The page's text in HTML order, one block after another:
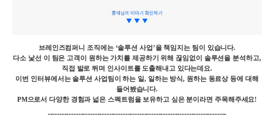
브레인즈컴퍼니 조직에는 ‘솔루션 사업’을 책임지는 팀이 있습니다.
다소 낯선 이 팀은 고객이 원하는 가치를 제공하기 위해 끊임없이 솔루션을 분석하고,
직접 발로 뛰며 인사이트를 도출해내고 있다는데요.
이번 인터뷰에서는 솔루션 사업팀이 하는 일, 일하는 방식, 원하는 동료상 등에 대해
들어봤습니다.
PM으로서 다양한 경험과 넓은 스펙트럼을 보유하고 싶은 분이라면 주목해주세요!
----------------------------------------------------------------------------